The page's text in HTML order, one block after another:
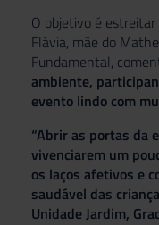
O objetivo é
Flávia, mãe do
Fundamental,
ambiente,
evento lindo com
“Abrir as portas da
vivenciarem um
os laços afetivos e
saudável das
Unidade Jardim,